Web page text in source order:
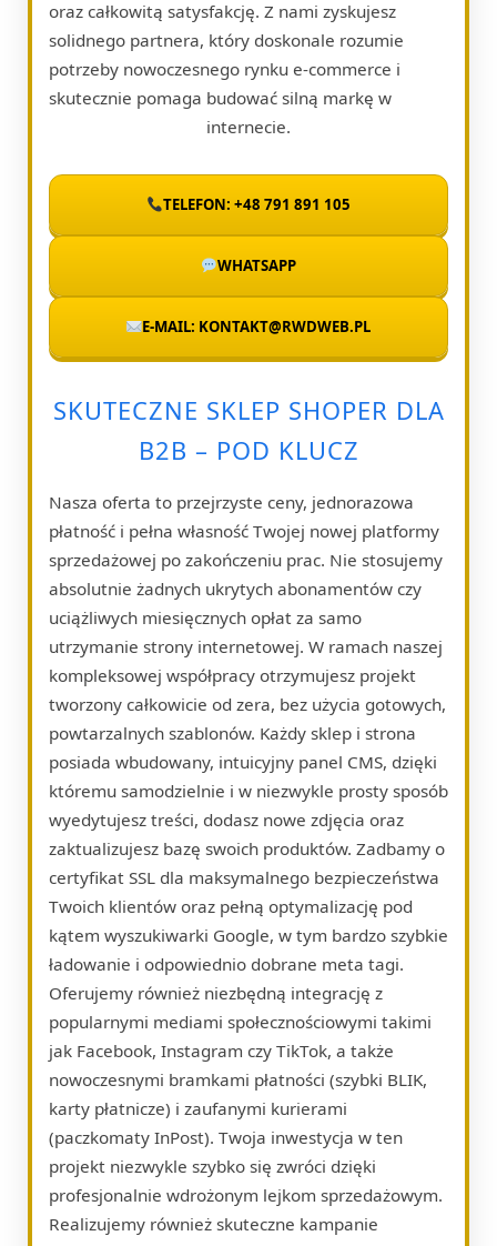
oraz całkowitą satysfakcję. Z nami zyskujesz
solidnego partnera, który doskonale rozumie
potrzeby nowoczesnego rynku e-commerce i
skutecznie pomaga budować silną markę w
internecie.
TELEFON: +48 791 891 105
WHATSAPP
E-MAIL: KONTAKT@RWDWEB.PL
SKUTECZNE SKLEP SHOPER DLA
B2B – POD KLUCZ
Nasza oferta to przejrzyste ceny, jednorazowa
płatność i pełna własność Twojej nowej platformy
sprzedażowej po zakończeniu prac. Nie stosujemy
absolutnie żadnych ukrytych abonamentów czy
uciążliwych miesięcznych opłat za samo
utrzymanie strony internetowej. W ramach naszej
kompleksowej współpracy otrzymujesz projekt
tworzony całkowicie od zera, bez użycia gotowych,
powtarzalnych szablonów. Każdy sklep i strona
posiada wbudowany, intuicyjny panel CMS, dzięki
któremu samodzielnie i w niezwykle prosty sposób
wyedytujesz treści, dodasz nowe zdjęcia oraz
zaktualizujesz bazę swoich produktów. Zadbamy o
certyfikat SSL dla maksymalnego bezpieczeństwa
Twoich klientów oraz pełną optymalizację pod
kątem wyszukiwarki Google, w tym bardzo szybkie
ładowanie i odpowiednio dobrane meta tagi.
Oferujemy również niezbędną integrację z
popularnymi mediami społecznościowymi takimi
jak Facebook, Instagram czy TikTok, a także
nowoczesnymi bramkami płatności (szybki BLIK,
karty płatnicze) i zaufanymi kurierami
(paczkomaty InPost). Twoja inwestycja w ten
projekt niezwykle szybko się zwróci dzięki
profesjonalnie wdrożonym lejkom sprzedażowym.
Realizujemy również skuteczne kampanie